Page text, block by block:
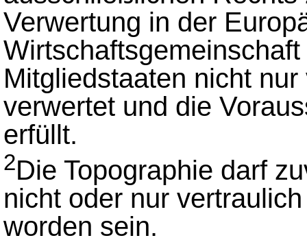
Verwertung in der
Mitgliedstaaten nicht
verwertet und die
erfüllt.
2Die Topographie darf
nicht oder nur
worden sein.